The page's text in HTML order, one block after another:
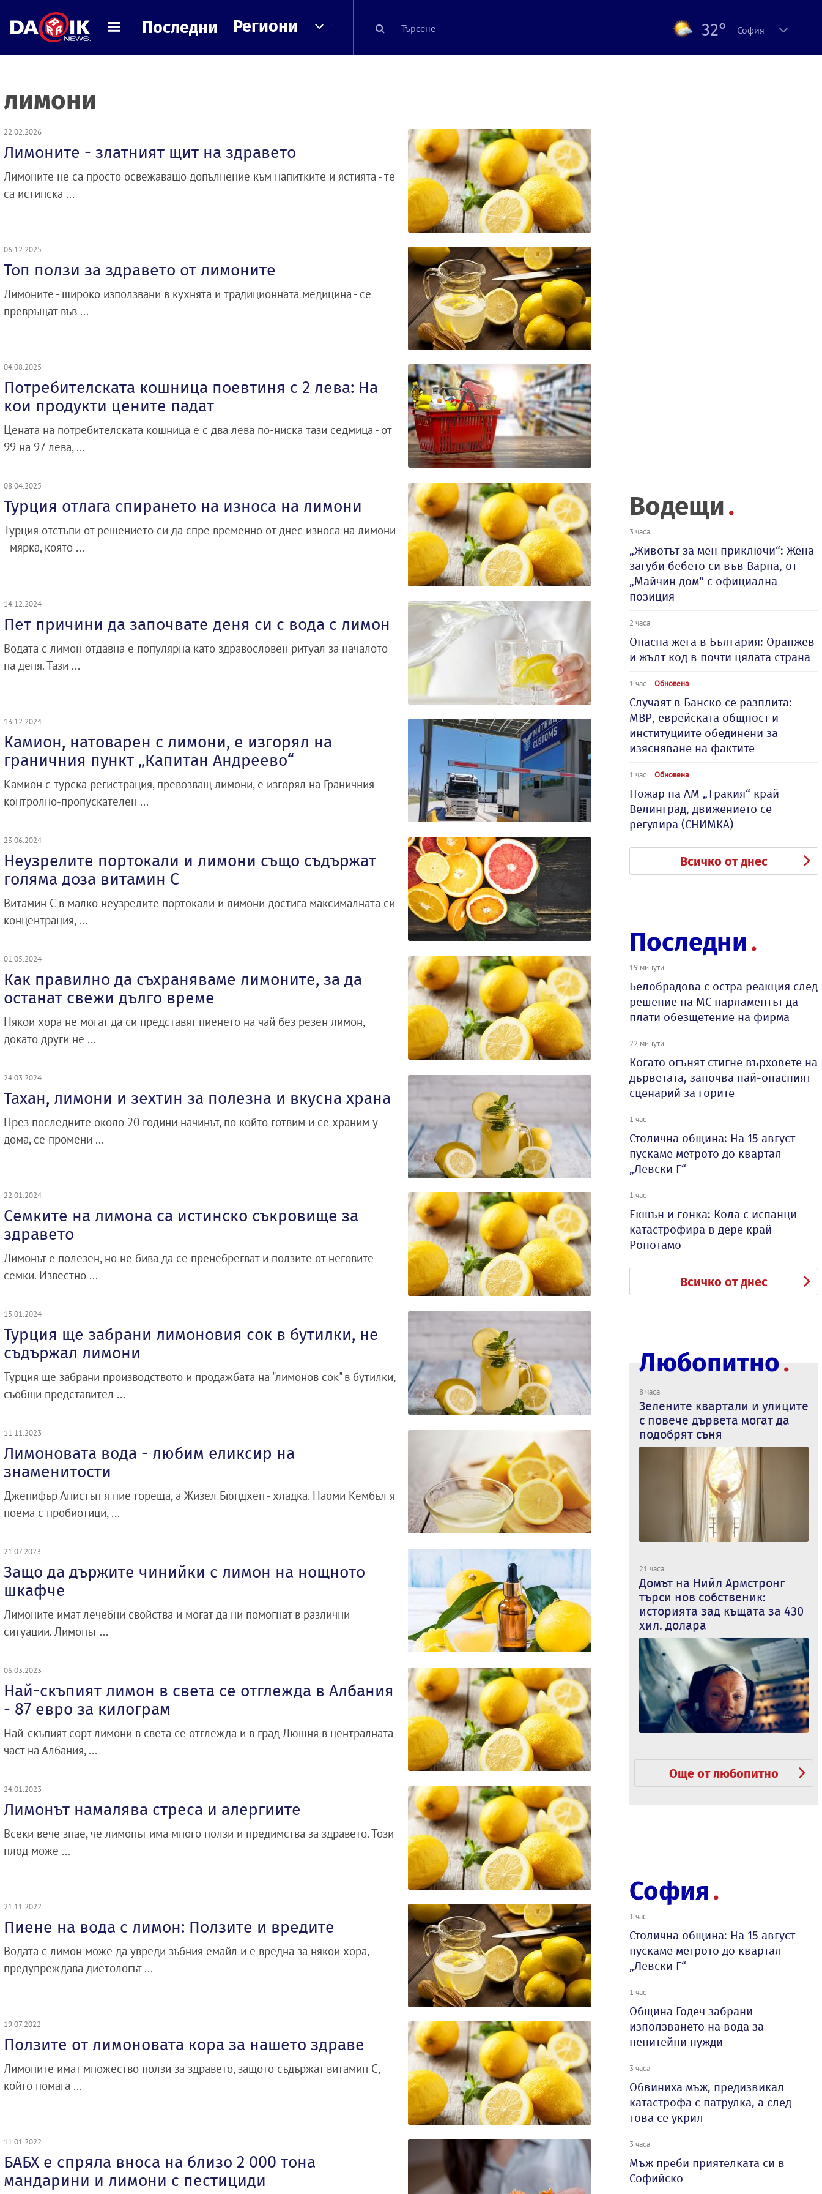
Последни Региони 32° София
лимони
22.02.2026
Лимоните - златният щит на здравето
Лимоните не са просто освежаващо допълнение към напитките и ястията - те
са истинска ...
06.12.2025
Топ ползи за здравето от лимоните
Лимоните - широко използвани в кухнята и традиционната медицина - се
превръщат във ...
04.08.2025
Потребителската кошница поевтиня с 2 лева: На
кои продукти цените падат
Цената на потребителската кошница е с два лева по-ниска тази седмица - от
99 на 97 лева, ...
08.04.2025
Турция отлага спирането на износа на лимони
Турция отстъпи от решението си да спре временно от днес износа на лимони
- мярка, която ...
14.12.2024
Пет причини да започвате деня си с вода с лимон
Водата с лимон отдавна е популярна като здравословен ритуал за началото
на деня. Тази ...
13.12.2024
Камион, натоварен с лимони, е изгорял на
граничния пункт „Капитан Андреево“
Камион с турска регистрация, превозващ лимони, е изгорял на Граничния
контролно-пропускателен ...
23.06.2024
Неузрелите портокали и лимони също съдържат
голяма доза витамин C
Витамин С в малко неузрелите портокали и лимони достига максималната си
концентрация, ...
01.05.2024
Как правилно да съхраняваме лимоните, за да
останат свежи дълго време
Някои хора не могат да си представят пиенето на чай без резен лимон,
докато други не ...
24.03.2024
Тахан, лимони и зехтин за полезна и вкусна храна
През последните около 20 години начинът, по който готвим и се храним у
дома, се промени ...
22.01.2024
Семките на лимона са истинско съкровище за
здравето
Лимонът е полезен, но не бива да се пренебрегват и ползите от неговите
семки. Известно ...
15.01.2024
Турция ще забрани лимоновия сок в бутилки, не
съдържал лимони
Турция ще забрани производството и продажбата на "лимонов сок" в бутилки,
съобщи представител ...
11.11.2023
Лимоновата вода - любим еликсир на
знаменитости
Дженифър Анистън я пие гореща, а Жизел Бюндхен - хладка. Наоми Кембъл я
поема с пробиотици, ...
21.07.2023
Защо да държите чинийки с лимон на нощното
шкафче
Лимоните имат лечебни свойства и могат да ни помогнат в различни
ситуации. Лимонът ...
06.03.2023
Най-скъпият лимон в света се отглежда в Албания
- 87 евро за килограм
Най-скъпият сорт лимони в света се отглежда и в град Люшня в централната
част на Албания, ...
24.01.2023
Лимонът намалява стреса и алергиите
Всеки вече знае, че лимонът има много ползи и предимства за здравето. Този
плод може ...
21.11.2022
Пиене на вода с лимон: Ползите и вредите
Водата с лимон може да увреди зъбния емайл и е вредна за някои хора,
предупреждава диетологът ...
19.07.2022
Ползите от лимоновата кора за нашето здраве
Лимоните имат множество ползи за здравето, защото съдържат витамин С,
който помага ...
11.01.2022
БАБХ е спряла вноса на близо 2 000 тона
мандарини и лимони с пестициди
Водещи
3 часа
„Животът за мен приключи“: Жена
загуби бебето си във Варна, от
„Майчин дом“ с официална
позиция
2 часа
Опасна жега в България: Оранжев
и жълт код в почти цялата страна
1 час Обновена
Случаят в Банско се разплита:
МВР, еврейската общност и
институциите обединени за
изясняване на фактите
1 час Обновена
Пожар на АМ „Тракия“ край
Велинград, движението се
регулира (СНИМКА)
Всичко от днес
Последни
19 минути
Белобрадова с остра реакция след
решение на МС парламентът да
плати обезщетение на фирма
22 минути
Когато огънят стигне върховете на
дърветата, започва най-опасният
сценарий за горите
1 час
Столична община: На 15 август
пускаме метрото до квартал
„Левски Г“
1 час
Екшън и гонка: Кола с испанци
катастрофира в дере край
Ропотамо
Всичко от днес
Любопитно
8 часа
Зелените квартали и улиците
с повече дървета могат да
подобрят съня
21 часа
Домът на Нийл Армстронг
търси нов собственик:
историята зад къщата за 430
хил. долара
Още от любопитно
София
1 час
Столична община: На 15 август
пускаме метрото до квартал
„Левски Г“
1 час
Община Годеч забрани
използването на вода за
непитейни нужди
3 часа
Обвиниха мъж, предизвикал
катастрофа с патрулка, а след
това се укрил
3 часа
Мъж преби приятелката си в
Софийско